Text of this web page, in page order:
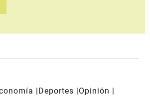
Deportes
Opinión